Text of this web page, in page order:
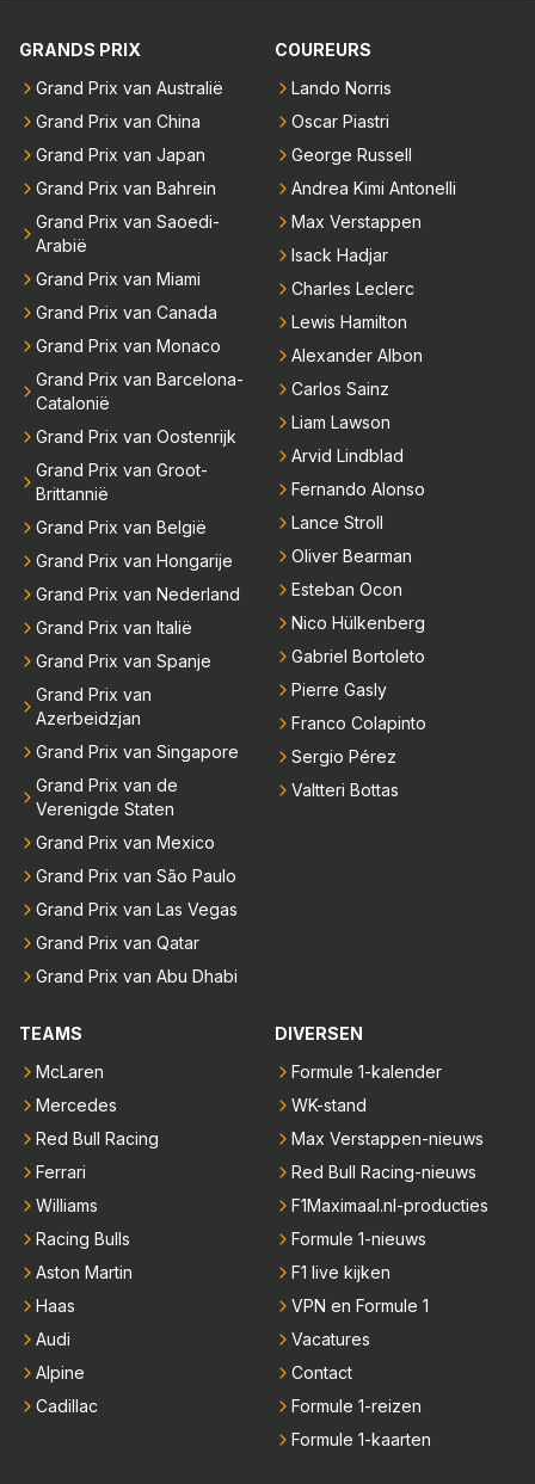
alig RB-lid op de leeftijd van 23 jaar? Hij doet dingen
oon. Ieder jaar is er in Hongarije een uitje voor zijn t
eam. Op 28-jarige leeftijd is hij al eigenaar van een su
ccesvol raceteam. Hij is niet alleen speciaal in de aut
o maar ook daarbuiten.
GRANDS PRIX
Grand Prix van Australië
Grand Prix van China
Grand Prix van Japan
Grand Prix van Bahrein
Grand Prix van Saoedi-
Arabië
Grand Prix van Miami
Grand Prix van Canada
Grand Prix van Monaco
Grand Prix van Barcelona-
Catalonië
Grand Prix van Oostenrijk
Grand Prix van Groot-
Brittannië
Grand Prix van België
Grand Prix van Hongarije
Grand Prix van Nederland
Grand Prix van Italië
Grand Prix van Spanje
Grand Prix van
Azerbeidzjan
Grand Prix van Singapore
Grand Prix van de
Verenigde Staten
Grand Prix van Mexico
Grand Prix van São Paulo
Grand Prix van Las Vegas
Grand Prix van Qatar
Grand Prix van Abu Dhabi
COUREURS
Lando Norris
Oscar Piastri
George Russell
Andrea Kimi Antonelli
Max Verstappen
Isack Hadjar
Charles Leclerc
Lewis Hamilton
Alexander Albon
Carlos Sainz
Liam Lawson
Arvid Lindblad
Fernando Alonso
Lance Stroll
Oliver Bearman
Esteban Ocon
Nico Hülkenberg
Gabriel Bortoleto
Pierre Gasly
Franco Colapinto
Sergio Pérez
Valtteri Bottas
TEAMS
McLaren
Mercedes
Red Bull Racing
Ferrari
Williams
Racing Bulls
Aston Martin
Haas
Audi
Alpine
Cadillac
DIVERSEN
Formule 1-kalender
WK-stand
Max Verstappen-nieuws
Red Bull Racing-nieuws
F1Maximaal.nl-producties
Formule 1-nieuws
F1 live kijken
VPN en Formule 1
Vacatures
Contact
Formule 1-reizen
Formule 1-kaarten